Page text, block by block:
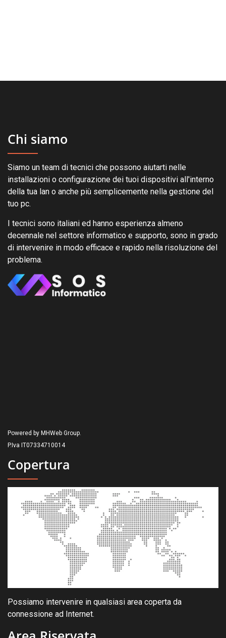
Chi siamo
Siamo un team di tecnici che possono aiutarti nelle
installazioni o configurazione dei tuoi dispositivi all'interno
della tua lan o anche più semplicemente nella gestione del
tuo pc.
I tecnici sono italiani ed hanno esperienza almeno
decennale nel settore informatico e supporto, sono in grado
di intervenire in modo efficace e rapido nella risoluzione del
problema.
Powered by MHWeb Group.
P.Iva IT07334710014
Copertura
Possiamo intervenire in qualsiasi area coperta da
connessione ad Internet.